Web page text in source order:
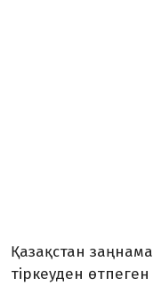
Қазақстан
тіркеуден